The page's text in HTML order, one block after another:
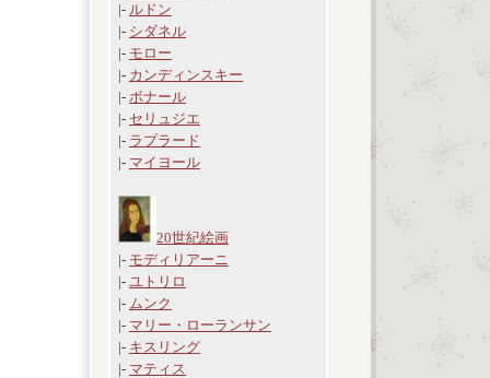
|- ルドン
|- シダネル
|- モロー
|- カンディンスキー
|- ボナール
|- セリュジエ
|- ラプラード
|- マイヨール
20世紀絵画
|- モディリアーニ
|- ユトリロ
|- ムンク
|- マリー・ローランサン
|- キスリング
|- マティス